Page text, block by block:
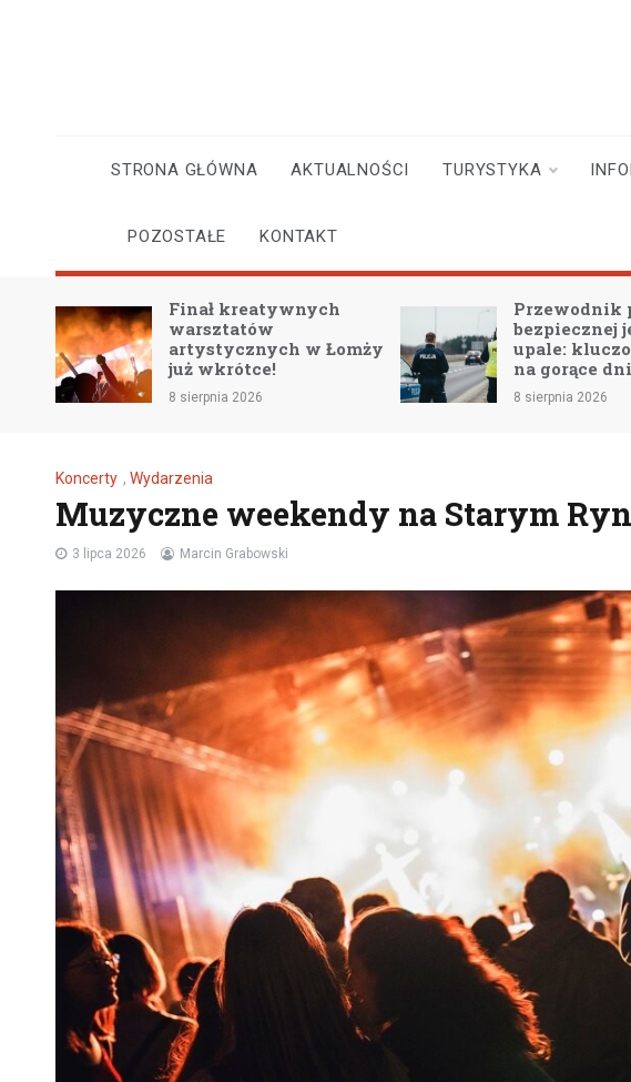
STRONA GŁÓWNA AKTUALNOŚCI TURYSTYKA
POZOSTAŁE KONTAKT
Finał kreatywnych
warsztatów
artystycznych w Łomży
już wkrótce!
8 sierpnia 2026
Przewodnik po
bezpiecznej jeździe w
upale: kluczowe
na gorące dni
8 sierpnia 2026
Koncerty , Wydarzenia
Muzyczne weekendy na Starym
3 lipca 2026 Marcin Grabowski